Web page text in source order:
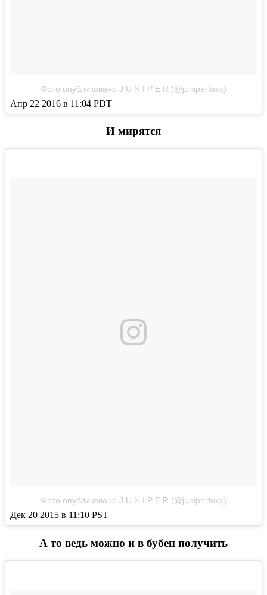
Фото опубликовано J U N I P E R (@juniperfoxx)
Апр 22 2016 в 11:04 PDT
И мирятся
Фото опубликовано J U N I P E R (@juniperfoxx)
Дек 20 2015 в 11:10 PST
А то ведь можно и в бубен получить